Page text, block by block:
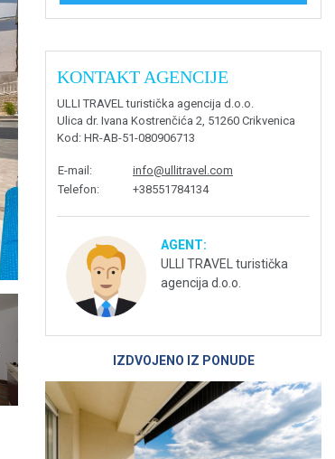
KONTAKT AGENCIJE
ULLI TRAVEL turistička agencija d.o.o.
Ulica dr. Ivana Kostrenčića 2, 51260 Crikvenica
Kod : HR-AB-51-080906713
E-mail :
info@ullitravel.com
Telefon: +38551784134
AGENT:
ULLI TRAVEL turistička
agencija d.o.o.
IZDVOJENO IZ PONUDE